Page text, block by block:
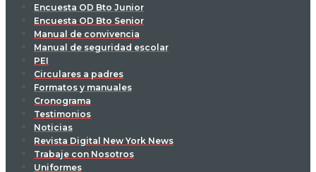
Encuesta OD Bto Junior
Encuesta OD Bto Senior
Manual de convivencia
Manual de seguridad escolar
PEI
Circulares a padres
Formatos y manuales
Cronograma
Testimonios
Noticias
Revista Digital New York News
Trabaje con Nosotros
Uniformes